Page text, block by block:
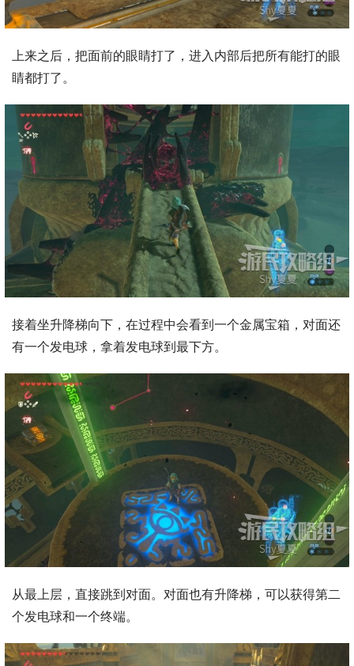
上来之后，把面前的眼睛打了，进入内部后把所有能打的眼
睛都打了。
接着坐升降梯向下，在过程中会看到一个金属宝箱，对面还
有一个发电球，拿着发电球到最下方。
从最上层，直接跳到对面。对面也有升降梯，可以获得第二
个发电球和一个终端。